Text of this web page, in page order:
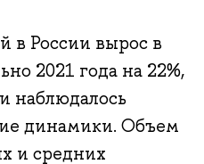
в России вырос в
2021 года на 22%,
наблюдалось
динамики. Объем
и средних